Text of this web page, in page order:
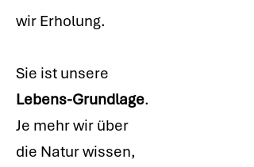
wir Erholung.
Sie ist unsere
Lebens-Grundlage.
Je mehr wir über
die Natur wissen,